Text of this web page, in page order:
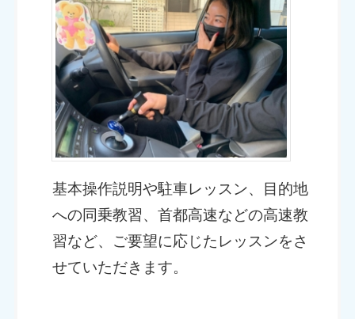
基本操作説明や駐車レッスン、目的地
への同乗教習、首都高速などの高速教
習など、ご要望に応じたレッスンをさ
せていただきます。